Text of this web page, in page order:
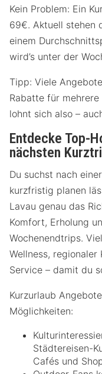
Kein Problem: Ein
69€. Aktuell stehen
einem
wird’s unter der
Tipp: Viele
Rabatte für
lohnt sich also –
Entdecke Top-
nächsten
Du suchst nach
kurzfristig planen
Lavau genau das
Komfort, Erholung
Wochenendtrips.
Wellness,
Service – damit du
Kurzurlaub
Möglichkeiten:
Städtereisen-
Cafés und